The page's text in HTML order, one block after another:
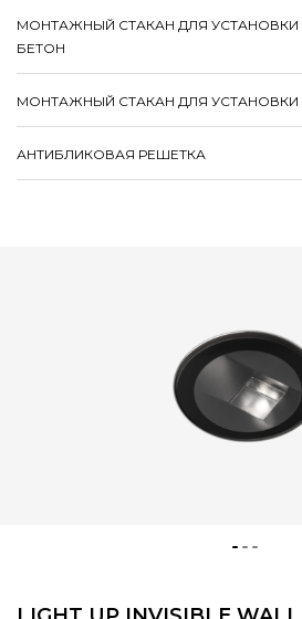
МОНТАЖНЫЙ СТАКАН ДЛЯ УСТАНОВКИ В
БЕТОН
МОНТАЖНЫЙ СТАКАН ДЛЯ
АНТИБЛИКОВАЯ РЕШЕТКА